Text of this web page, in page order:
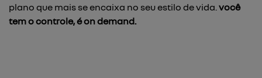
plano que mais se encaixa no seu estilo de vida. você
tem o controle, é on demand.